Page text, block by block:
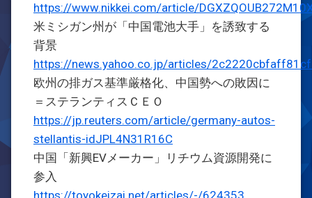
https://www.nikkei.com/article/
米ミシガン州が「中国電池大手」を誘致する
背景
https://news.yahoo.co.jp/articles/
欧州の排ガス基準厳格化、中国勢への敗因に
＝ステランティスＣＥＯ
https://jp.reuters.com/article/germany-autos-
stellantis-idJPL4N31R16C
中国「新興EVメーカー」リチウム資源開発に
参入
https://toyokeizai.net/articles/-/624353